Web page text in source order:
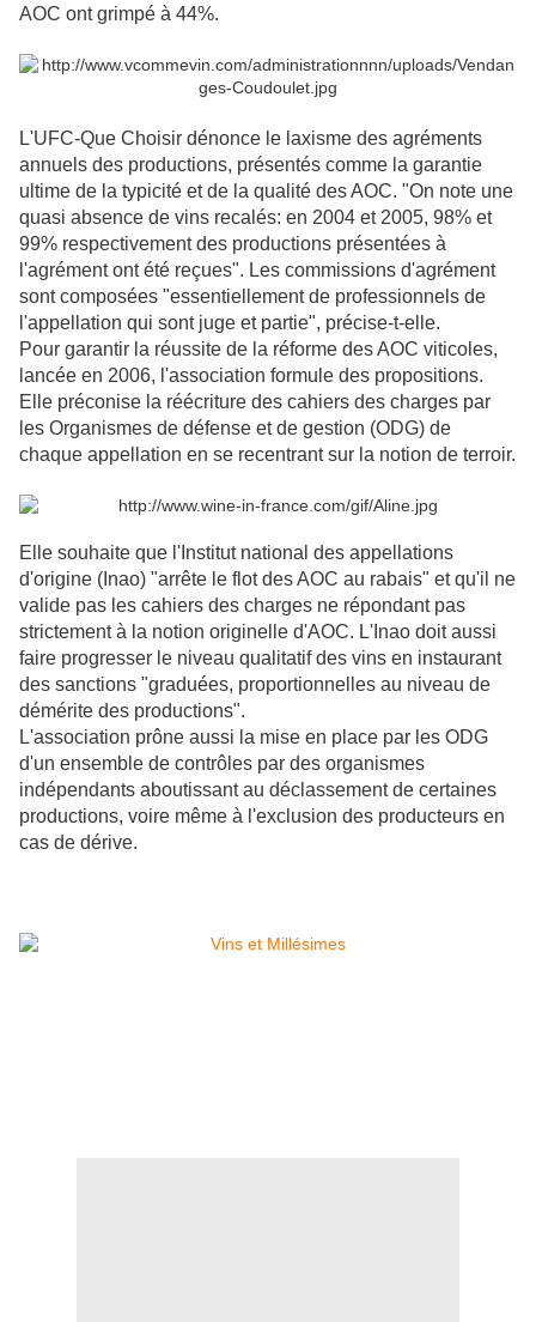
AOC ont grimpé à 44%.
L'UFC-Que Choisir dénonce le laxisme des agréments
annuels des productions, présentés comme la garantie
ultime de la typicité et de la qualité des AOC. "On note une
quasi absence de vins recalés: en 2004 et 2005, 98% et
99% respectivement des productions présentées à
l'agrément ont été reçues". Les commissions d'agrément
sont composées "essentiellement de professionnels de
l'appellation qui sont juge et partie", précise-t-elle.
Pour garantir la réussite de la réforme des AOC viticoles,
lancée en 2006, l'association formule des propositions.
Elle préconise la réécriture des cahiers des charges par
les Organismes de défense et de gestion (ODG) de
chaque appellation en se recentrant sur la notion de terroir.
Elle souhaite que l'Institut national des appellations
d'origine (Inao) "arrête le flot des AOC au rabais" et qu'il ne
valide pas les cahiers des charges ne répondant pas
strictement à la notion originelle d'AOC. L'Inao doit aussi
faire progresser le niveau qualitatif des vins en instaurant
des sanctions "graduées, proportionnelles au niveau de
démérite des productions".
L'association prône aussi la mise en place par les ODG
d'un ensemble de contrôles par des organismes
indépendants aboutissant au déclassement de certaines
productions, voire même à l'exclusion des producteurs en
cas de dérive.